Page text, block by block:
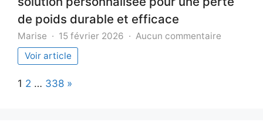
de poids durable et efficace
Marise 15 février 2026 Aucun commentaire
Voir article
Page:
1 2 … 338 Next
»